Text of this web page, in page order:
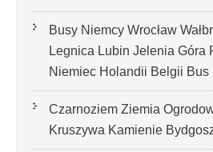
Busy Niemcy Wrocław
Legnica Lubin Jelenia Góra
Niemiec Holandii Belgii Bus
Czarnoziem Ziemia
Kruszywa Kamienie